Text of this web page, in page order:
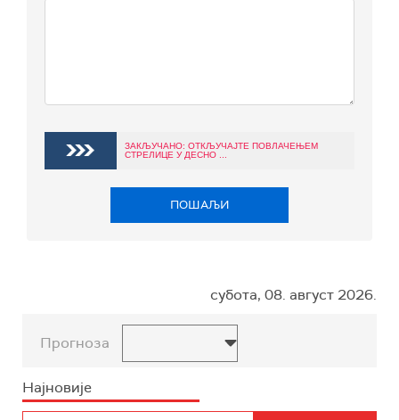
ЗАКЉУЧАНО: ОТКЉУЧАЈТЕ ПОВЛАЧЕЊЕМ
СТРЕЛИЦЕ У ДЕСНО ...
ПОШАЉИ
субота, 08. август 2026.
Прогноза
Најновије